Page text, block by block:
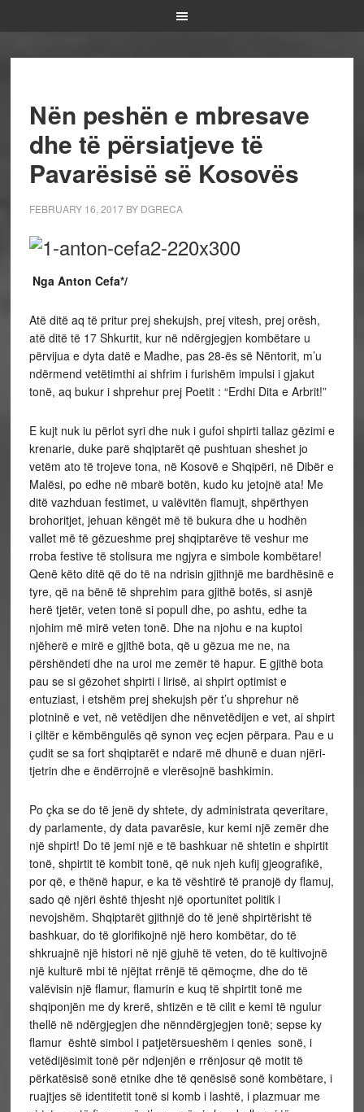
Nën peshën e mbresave
dhe të përsiatjeve të
Pavarësisë së Kosovës
FEBRUARY 16, 2017BY DGRECA
Nga Anton Cefa*/
Atë ditë aq të pritur prej shekujsh, prej vitesh, prej orësh,
atë ditë të 17 Shkurtit, kur në ndërgjegjen kombëtare u
përvijua e dyta datë e Madhe, pas 28-ës së Nëntorit, m’u
ndërmend vetëtimthi ai shfrim i furishëm impulsi i gjakut
tonë, aq bukur i shprehur prej Poetit : “Erdhi Dita e Arbrit!”
E kujt nuk iu përlot syri dhe nuk i gufoi shpirti tallaz gëzimi e
krenarie, duke parë shqiptarët që pushtuan sheshet jo
vetëm ato të trojeve tona, në Kosovë e Shqipëri, në Dibër e
Malësi, po edhe në mbarë botën, kudo ku jetojnë ata! Me
ditë vazhduan festimet, u valëvitën flamujt, shpërthyen
brohoritjet, jehuan këngët më të bukura dhe u hodhën
vallet më të gëzueshme prej shqiptarëve të veshur me
rroba festive të stolisura me ngjyra e simbole kombëtare!
Qenë këto ditë që do të na ndrisin gjithnjë me bardhësinë e
tyre, që na bënë të shprehim para gjithë botës, si asnjë
herë tjetër, veten tonë si popull dhe, po ashtu, edhe ta
njohim më mirë veten tonë. Dhe na njohu e na kuptoi
njëherë e mirë e gjithë bota, që u gëzua me ne, na
përshëndeti dhe na uroi me zemër të hapur. E gjithë bota
pau se si gëzohet shpirti i lirisë, ai shpirt optimist e
entuziast, i etshëm prej shekujsh për t’u shprehur në
plotninë e vet, në vetëdijen dhe nënvetëdijen e vet, ai shpirt
i çiltër e këmbëngulës që synon veç ecjen përpara. Pau e u
çudit se sa fort shqiptarët e ndarë më dhunë e duan njëri-
tjetrin dhe e ëndërrojnë e vlerësojnë bashkimin.
Po çka se do të jenë dy shtete, dy administrata qeveritare,
dy parlamente, dy data pavarësie, kur kemi një zemër dhe
një shpirt! Do të jemi një e të bashkuar në shtetin e shpirtit
tonë, shpirtit të kombit tonë, që nuk njeh kufij gjeografikë,
por që, e thënë hapur, e ka të vështirë të pranojë dy flamuj,
sado që njëri është thjesht një oportunitet politik i
nevojshëm. Shqiptarët gjithnjë do të jenë shpirtërisht të
bashkuar, do të glorifikojnë një hero kombëtar, do të
shkruajnë një histori në një gjuhë të veten, do të kultivojnë
një kulturë mbi të njëjtat rrënjë të qëmoçme, dhe do të
valëvisin një flamur, flamurin e kuq të shpirtit tonë me
shqiponjën me dy krerë, shtizën e të cilit e kemi të ngulur
thellë në ndërgjegjen dhe nënndërgjegjen tonë; sepse ky
flamur është simbol i patjetërsueshëm i qenies sonë, i
vetëdijësimit tonë për ndjenjën e rrënjosur që motit të
përkatësisë sonë etnike dhe të qenësisë sonë kombëtare, i
ruajtjes së identitetit tonë si komb i lashtë, i plazmuar me